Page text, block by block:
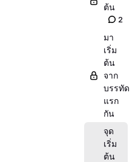
ต้น
2
มา
เริ่ม
ต้น
จาก
บรรทัด
แรก
กัน
จุด
เริ่ม
ต้น